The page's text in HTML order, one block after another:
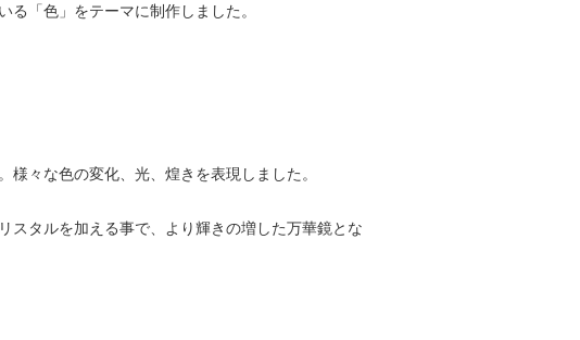
「色」をテーマに制作しました。
々な色の変化、光、煌きを表現しました。
スタルを加える事で、より輝きの増した万華鏡とな